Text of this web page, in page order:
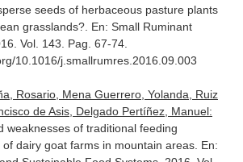
seeds of herbaceous pasture plants
grasslands?. En: Small Ruminant
Vol. 143. Pag. 67-74.
10.1016/j.smallrumres.2016.09.003
Rosario, Mena Guerrero, Yolanda, Ruiz
de Asis, Delgado Pertíñez, Manuel:
weaknesses of traditional feeding
dairy goat farms in mountain areas. En: